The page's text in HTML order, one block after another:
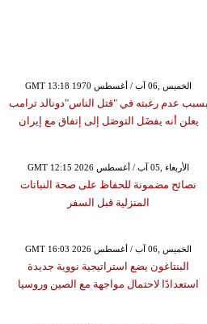
GMT 13:18 1970 الخميس ,06 آب / أغسطس
بسبب عدم رغبته في "قتل الناس"دونالد ترامب
يعلن أنه يفضَل التوصَل إلى إتفاق مع إيران
GMT 12:15 2026 الأربعاء ,05 آب / أغسطس
نصائح مضمونة للحفاظ على صحة النباتات
المنزلية قبل السفر
GMT 16:03 2026 الخميس ,06 آب / أغسطس
البنتاغون يضع استراتيجية نووية جديدة
استعدادًا لاحتمال مواجهة مع الصين وروسيا